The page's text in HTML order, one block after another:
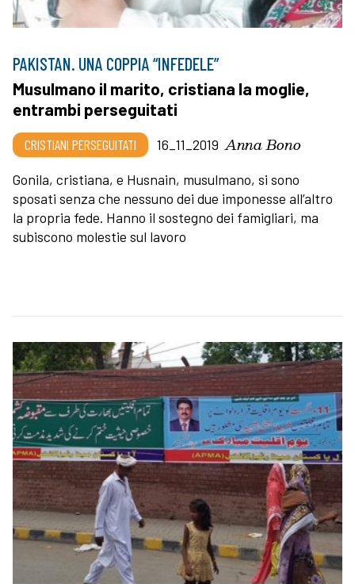
PAKISTAN. UNA COPPIA “INFEDELE”
Musulmano il marito, cristiana la moglie,
entrambi perseguitati
CRISTIANI PERSEGUITATI 16_11_2019 Anna Bono
Gonila, cristiana, e Husnain, musulmano, si sono
sposati senza che nessuno dei due imponesse all’altro
la propria fede. Hanno il sostegno dei famigliari, ma
subiscono molestie sul lavoro